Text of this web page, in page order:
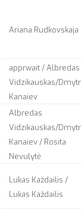
Ariana Rudkovskaja
apprwait/ Albredas
Vidzikauskas/
Kanaiev
Albredas
Vidzikauskas/
Kanaiev / Rosita
Nevulytė
Lukas Každailis /
Lukas Každailis